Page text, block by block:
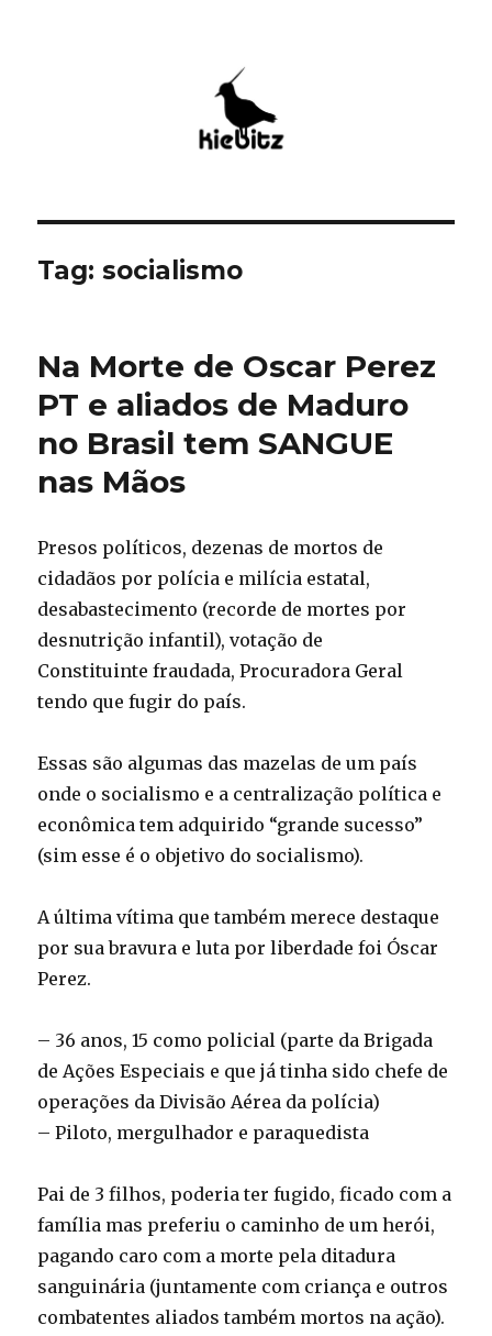
Tag:socialismo
Na Morte de Oscar Perez
PT e aliados de Maduro
no Brasil tem SANGUE
nas Mãos
Presos políticos, dezenas de mortos de
cidadãos por polícia e milícia estatal,
desabastecimento (recorde de mortes por
desnutrição infantil), votação de
Constituinte fraudada, Procuradora Geral
tendo que fugir do país.
Essas são algumas das mazelas de um país
onde o socialismo e a centralização política e
econômica tem adquirido “grande sucesso”
(sim esse é o objetivo do socialismo).
A última vítima que também merece destaque
por sua bravura e luta por liberdade foi Óscar
Perez.
– 36 anos, 15 como policial (parte da Brigada
de Ações Especiais e que já tinha sido chefe de
operações da Divisão Aérea da polícia)
– Piloto, mergulhador e paraquedista
Pai de 3 filhos, poderia ter fugido, ficado com a
família mas preferiu o caminho de um herói,
pagando caro com a morte pela ditadura
sanguinária (juntamente com criança e outros
combatentes aliados também mortos na ação).